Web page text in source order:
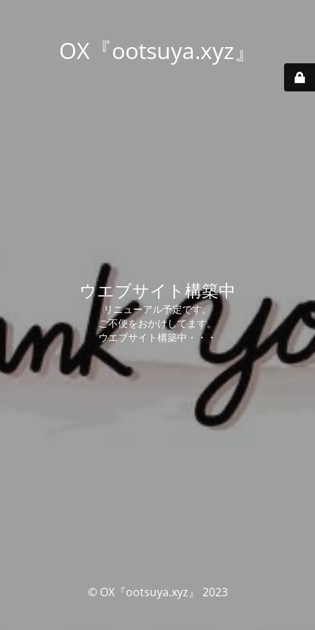
OX『ootsuya.xyz』
ウエブサイト構築中
リニューアル予定です。
ご不便をおかけしてます。
ウエブサイト構築中・・・
© OX『ootsuya.xyz』 2023